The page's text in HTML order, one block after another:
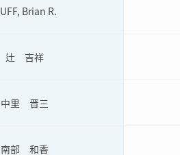
Brian R.
辻 吉祥
中里 晋三
南部 和香